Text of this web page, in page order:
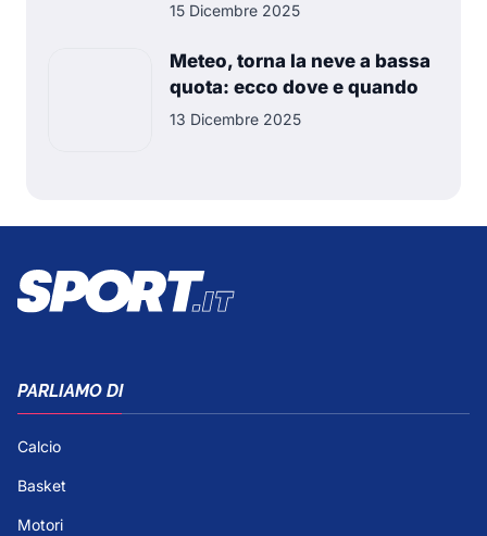
15 Dicembre 2025
Meteo, torna la neve a bassa
quota: ecco dove e quando
13 Dicembre 2025
PARLIAMO DI
Calcio
Basket
Motori